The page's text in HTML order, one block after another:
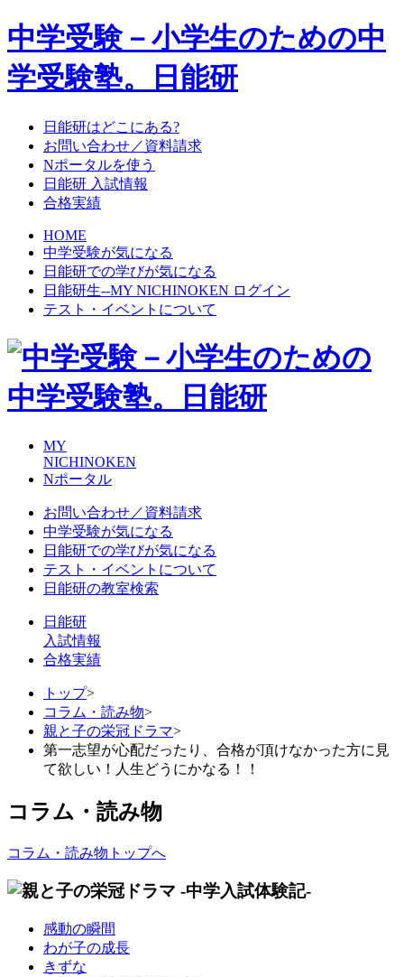
中学受験－小学生のための中
学受験塾。日能研
日能研はどこにある?
お問い合わせ／資料請求
Nポータルを使う
日能研 入試情報
合格実績
HOME
中学受験が気になる
日能研での学びが気になる
日能研生--MY NICHINOKEN ログイン
テスト・イベントについて
MY
NICHINOKEN
Nポータル
お問い合わせ／資料請求
中学受験が気になる
日能研での学びが気になる
テスト・イベントについて
日能研の教室検索
日能研
入試情報
合格実績
トップ>
コラム・読み物>
親と子の栄冠ドラマ>
第一志望が心配だったり、合格が頂けなかった方に見
て欲しい！人生どうにかなる！！
コラム・読み物
コラム・読み物トップへ
感動の瞬間
わが子の成長
きずな